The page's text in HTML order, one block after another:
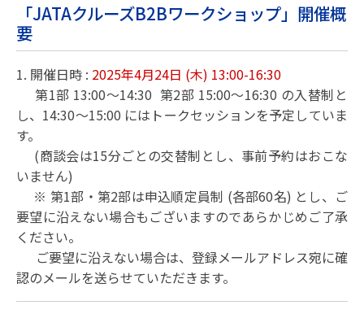
「JATAクルーズB2Bワークショップ」開催概
要
1. 開催日時 : 2025年4月24日 (木) 13:00-16:30
第1部 13:00～14:30 第2部 15:00～16:30 の入替制と
し、14:30～15:00 にはトークセッションを予定していま
す。
(商談会は15分ごとの交替制とし、事前予約はおこな
いません)
※ 第1部・第2部は申込順定員制 (各部60名) とし、ご
要望に沿えない場合もございますのであらかじめご了承
ください。
ご要望に沿えない場合は、登録メールアドレス宛に確
認のメールを送らせていただきます。